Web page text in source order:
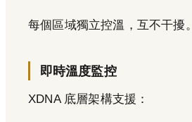
每個區域獨立控溫，互不干擾。
即時溫度監控
XDNA 底層架構支援：